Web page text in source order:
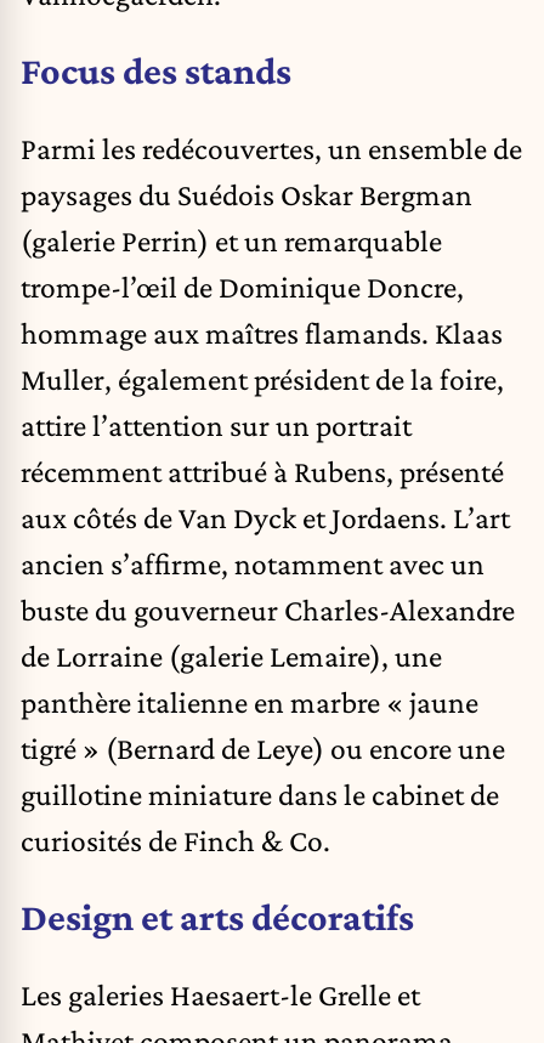
Focus des stands
Parmi les redécouvertes, un ensemble de
paysages du Suédois Oskar Bergman
(galerie Perrin) et un remarquable
trompe-l’œil de Dominique Doncre,
hommage aux maîtres flamands. Klaas
Muller, également président de la foire,
attire l’attention sur un portrait
récemment attribué à Rubens, présenté
aux côtés de Van Dyck et Jordaens. L’art
ancien s’affirme, notamment avec un
buste du gouverneur Charles-Alexandre
de Lorraine (galerie Lemaire), une
panthère italienne en marbre « jaune
tigré » (Bernard de Leye) ou encore une
guillotine miniature dans le cabinet de
curiosités de Finch & Co.
Design et arts décoratifs
Les galeries Haesaert-le Grelle et